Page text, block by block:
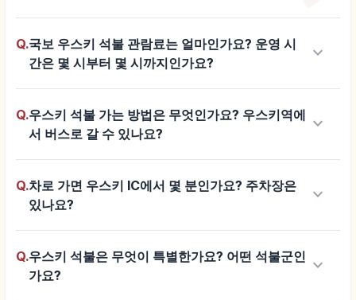
Q.국보 우스키 석불 관람료는 얼마인가요? 운영 시
간은 몇 시부터 몇 시까지인가요?
keyboard_arrow_down
Q.우스키 석불 가는 방법은 무엇인가요? 우스키역에
서 버스로 갈 수 있나요?
keyboard_arrow_down
Q.차로 가면 우스키 IC에서 몇 분인가요? 주차장은
있나요?
keyboard_arrow_down
Q.우스키 석불은 무엇이 특별한가요? 어떤 석불군인
가요?
keyboard_arrow_down